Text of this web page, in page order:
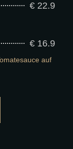
€ 22.9
€ 16.9
auf